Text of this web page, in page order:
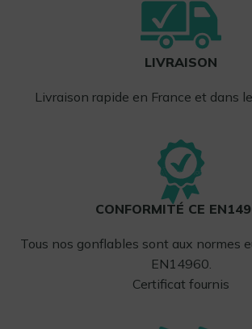
LIVRAISON
Livraison rapide en France et dans
CONFORMITÉ CE
Tous nos gonflables sont aux normes
EN14960.
Certificat fournis